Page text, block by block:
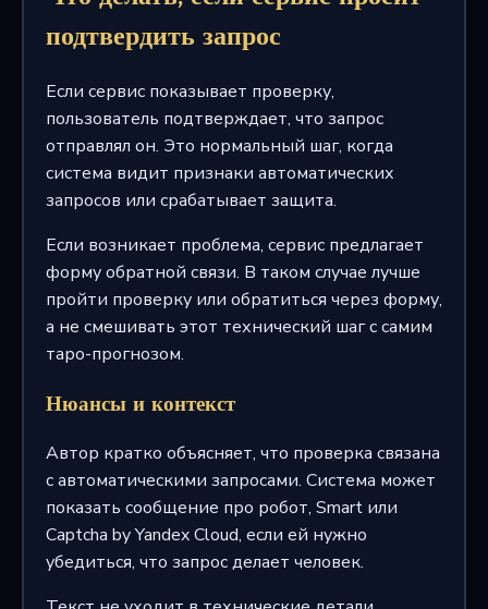
подтвердить запрос
Если сервис показывает проверку,
пользователь подтверждает, что запрос
отправлял он. Это нормальный шаг, когда
система видит признаки автоматических
запросов или срабатывает защита.
Если возникает проблема, сервис предлагает
форму обратной связи. В таком случае лучше
пройти проверку или обратиться через форму,
а не смешивать этот технический шаг с самим
таро-прогнозом.
Нюансы и контекст
Автор кратко объясняет, что проверка связана
с автоматическими запросами. Система может
показать сообщение про робот, Smart или
Captcha by Yandex Cloud, если ей нужно
убедиться, что запрос делает человек.